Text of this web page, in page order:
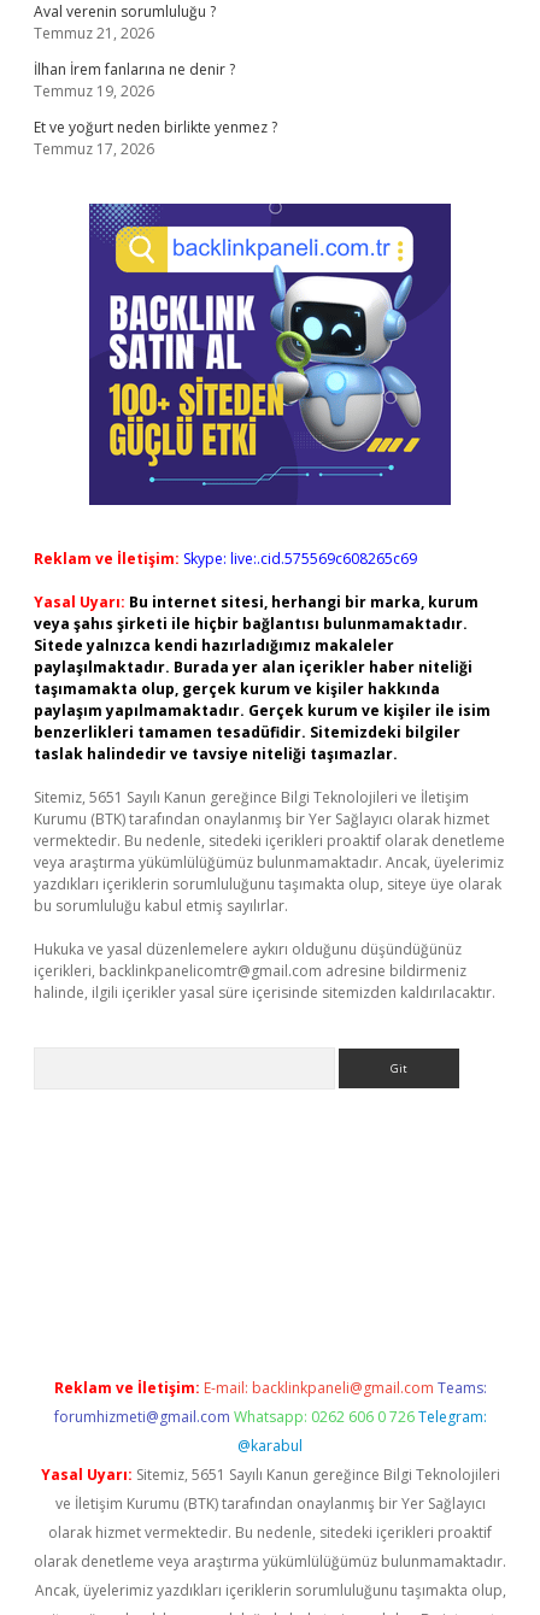
Aval verenin sorumluluğu ?
Temmuz 21, 2026
İlhan İrem fanlarına ne denir ?
Temmuz 19, 2026
Et ve yoğurt neden birlikte yenmez ?
Temmuz 17, 2026
Reklam ve İletişim: Skype: live:.cid.575569c608265c69
Yasal Uyarı: Bu internet sitesi, herhangi bir marka, kurum
veya şahıs şirketi ile hiçbir bağlantısı bulunmamaktadır.
Sitede yalnızca kendi hazırladığımız makaleler
paylaşılmaktadır. Burada yer alan içerikler haber niteliği
taşımamakta olup, gerçek kurum ve kişiler hakkında
paylaşım yapılmamaktadır. Gerçek kurum ve kişiler ile isim
benzerlikleri tamamen tesadüfidir. Sitemizdeki bilgiler
taslak halindedir ve tavsiye niteliği taşımazlar.
Sitemiz, 5651 Sayılı Kanun gereğince Bilgi Teknolojileri ve İletişim
Kurumu (BTK) tarafından onaylanmış bir Yer Sağlayıcı olarak hizmet
vermektedir. Bu nedenle, sitedeki içerikleri proaktif olarak denetleme
veya araştırma yükümlülüğümüz bulunmamaktadır. Ancak, üyelerimiz
yazdıkları içeriklerin sorumluluğunu taşımakta olup, siteye üye olarak
bu sorumluluğu kabul etmiş sayılırlar.
Hukuka ve yasal düzenlemelere aykırı olduğunu düşündüğünüz
içerikleri, backlinkpanelicomtr@gmail.com adresine bildirmeniz
halinde, ilgili içerikler yasal süre içerisinde sitemizden kaldırılacaktır.
Reklam ve İletişim: E-mail: backlinkpaneli@gmail.com Teams:
forumhizmeti@gmail.com Whatsapp: 0262 606 0 726 Telegram:
@karabul
Yasal Uyarı: Sitemiz, 5651 Sayılı Kanun gereğince Bilgi Teknolojileri
ve İletişim Kurumu (BTK) tarafından onaylanmış bir Yer Sağlayıcı
olarak hizmet vermektedir. Bu nedenle, sitedeki içerikleri proaktif
olarak denetleme veya araştırma yükümlülüğümüz bulunmamaktadır.
Ancak, üyelerimiz yazdıkları içeriklerin sorumluluğunu taşımakta olup,